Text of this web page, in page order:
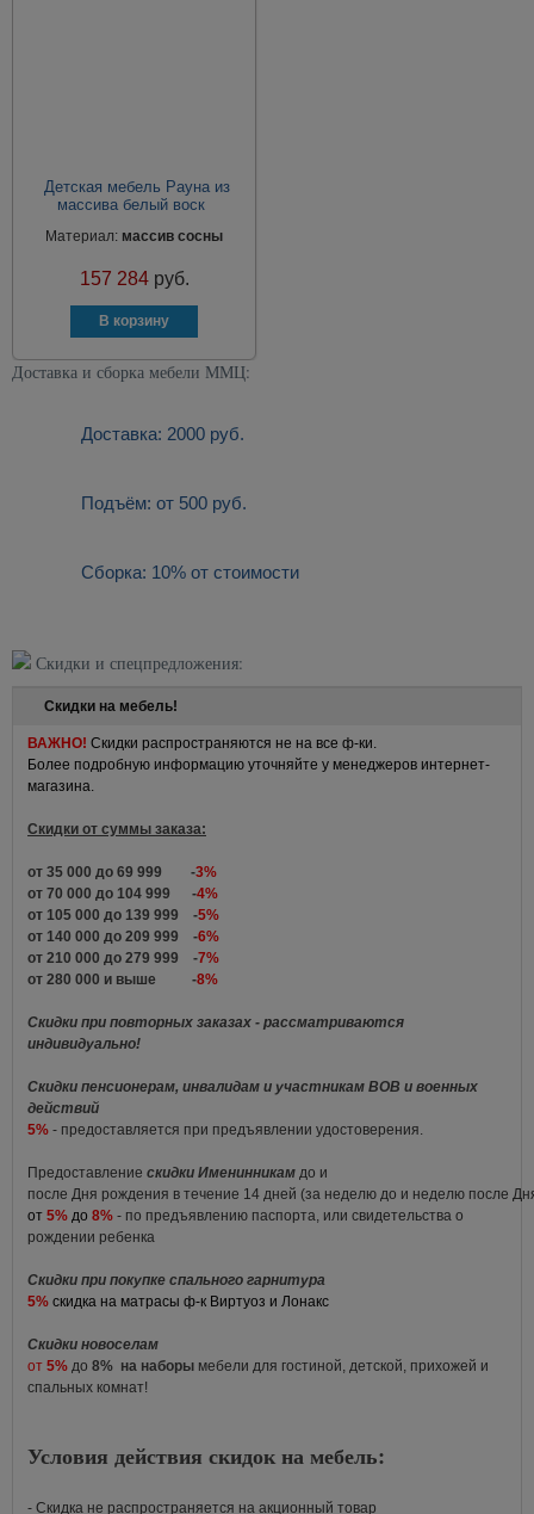
Детская мебель Рауна из
массива белый воск
Материал: массив сосны
157 284 руб.
Доставка и сборка мебели ММЦ:
Доставка: 2000 руб.
Подъём: от 500 руб.
Сборка: 10% от стоимости
Скидки и спецпредложения:
Скидки на мебель!
ВАЖНО! Скидки распространяются не на все ф-ки.
Более подробную информацию уточняйте у менеджеров интернет-
магазина.
Скидки от суммы заказа:
от 35 000 до 69 999 -3%
от 70 000 до 104 999 -4%
от 105 000 до 139 999 -5%
от 140 000 до 209 999 -6%
от 210 000 до 279 999 -7%
от 280 000 и выше -8%
Скидки при повторных заказах - рассматриваются
индивидуально!
Скидки пенсионерам, инвалидам и участникам ВОВ и военных
действий
5% - предоставляется при предъявлении удостоверения.
Предоставление скидки Именинникам до и
после Дня рождения в течение 14 дней (за неделю до и неделю после
от 5% до 8% - по предъявлению паспорта, или свидетельства о
рождении ребенка
Скидки при покупке спального гарнитура
5% скидка на матрасы ф-к Виртуоз и Лонакс
Скидки новоселам
от 5% до 8% на наборы мебели для гостиной, детской, прихожей и
спальных комнат!
Условия действия скидок на мебель:
- Скидка не распространяется на акционный товар